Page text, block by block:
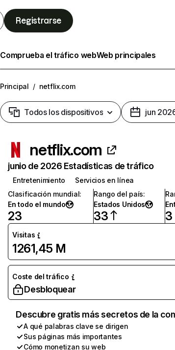
Registrarse
Comprueba el tráfico webWeb principales
Principal / netflix.com
Todos los dispositivos jun
netflix.com
junio de 2026 Estadísticas de tráfico
Entretenimiento
Servicios en línea
Clasificación mundial:
En todo el mundo
23
Rango del país:
Estados Unidos
33 3
Visitas
1261,45 M
Coste del tráfico
Desbloquear
Descubre gratis más secretos de la
A qué palabras clave se dirigen
Sus páginas más importantes
Cómo monetizan su web